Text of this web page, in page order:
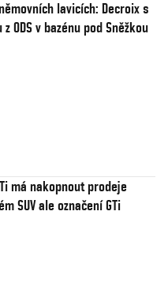
lavicích: Decroix s
ODS v bazénu pod Sněžkou
má nakopnout prodeje
SUV ale označení GTi